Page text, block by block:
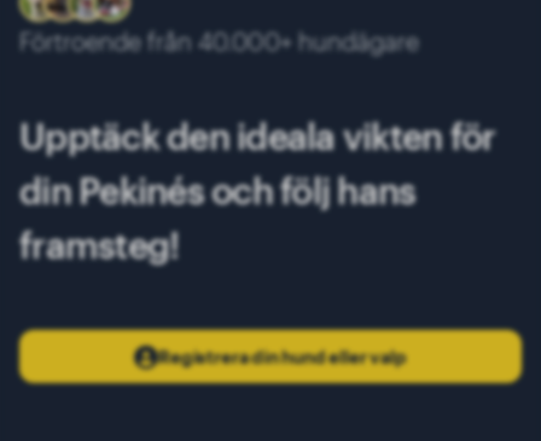
10 månader
6.30 kg
13 månader 6.50 kg
Förtroende från 40.000+ hundägare
Upptäck den ideala vikten för
din Pekinés och följ hans
framsteg!
Registrera din hund eller valp